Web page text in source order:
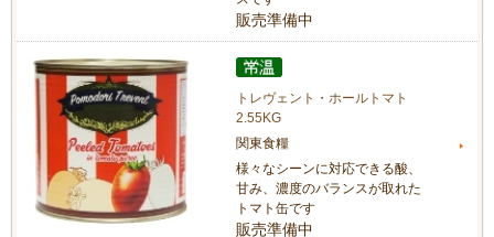
販売準備中
トレヴェント・ホールトマト
2.55KG
関東食糧
様々なシーンに対応できる酸、
甘み、濃度のバランスが取れた
トマト缶です
販売準備中